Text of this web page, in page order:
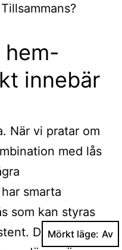
hem-
innebär
När vi pratar om
med lås
smarta
som kan styras
Du har
Mörkt läge: